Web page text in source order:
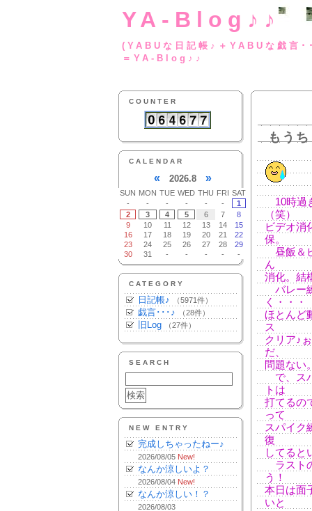
YA-Blog♪♪
(YABUな日記帳♪
＝YA-Blog♪♪
COUNTER
CALENDAR
« 2026.8 »
SUN MON TUE WED THU FRI SAT
-
- - - - -
1
2
3 4 5 6 7
8
9
10 11 12 13 14
15
16
17 18 19 20 21
22
23
24 25 26 27 28
29
30
31 - - - - -
CATEGORY
日記帳♪ （5971件）
戯言･･･♪ （28件）
旧Log （27件）
SEARCH
NEW ENTRY
完成しちゃったねー♪
2026/08/05 New!
なんか涼しいよ？
2026/08/04 New!
なんか涼しい！？
2026/08/03
もう
10時過
（笑）
ビデオ消
保。
昼飯＆
ん
消化。結
バレー
く・・・
ほとんど
ス
クリア♪
だ、
問題ない
で、ス
トは
打てるの
って
スパイク
復
してると
ラスト
う！
本日は面
いと